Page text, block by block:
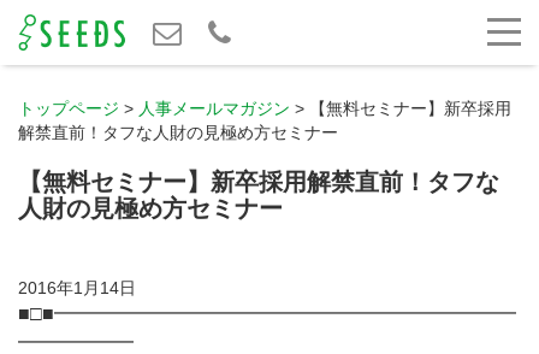
トップページ > 人事メールマガジン >
【無料セミナー】新卒採用
解禁直前！タフな人財の見極め方セミナー
【無料セミナー】新卒採用解禁直前！タフな
人財の見極め方セミナー
2016年1月14日
■□■━━━━━━━━━━━━━━━━━━━━━━━━
━━━━━━